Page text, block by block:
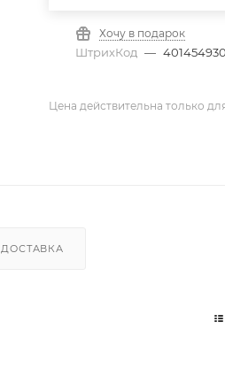
Хочу в подарок
ШтрихКод —
Цена действительна только
ДОСТАВКА